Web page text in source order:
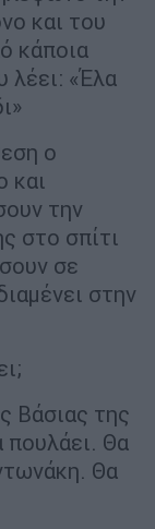
και του
κάποια
λέει: «Έλα
ο
και
την
στο σπίτι
σε
στην
Βάσιας της
πουλάει. Θα
Θα